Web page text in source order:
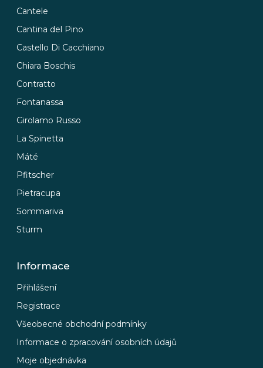
Cantele
Cantina del Pino
Castello Di Cacchiano
Chiara Boschis
Contratto
Fontanassa
Girolamo Russo
La Spinetta
Máté
Pfitscher
Pietracupa
Sommariva
Sturm
Informace
Přihlášení
Registrace
Všeobecné obchodní podmínky
Informace o zpracování osobních údajů
Moje objednávka